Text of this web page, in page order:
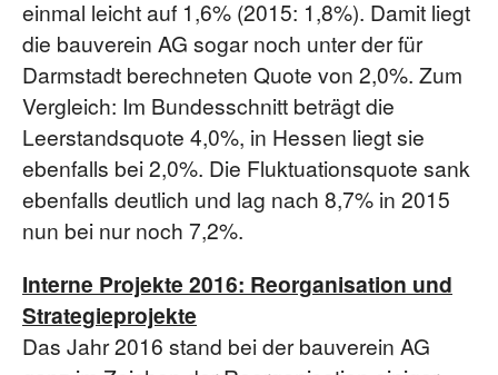
einmal leicht auf 1,6% (2015: 1,8%). Damit liegt
die bauverein AG sogar noch unter der für
Darmstadt berechneten Quote von 2,0%. Zum
Vergleich: Im Bundesschnitt beträgt die
Leerstandsquote 4,0%, in Hessen liegt sie
ebenfalls bei 2,0%. Die Fluktuationsquote sank
ebenfalls deutlich und lag nach 8,7% in 2015
nun bei nur noch 7,2%.
Interne Projekte 2016: Reorganisation und
Strategieprojekte
Das Jahr 2016 stand bei der bauverein AG